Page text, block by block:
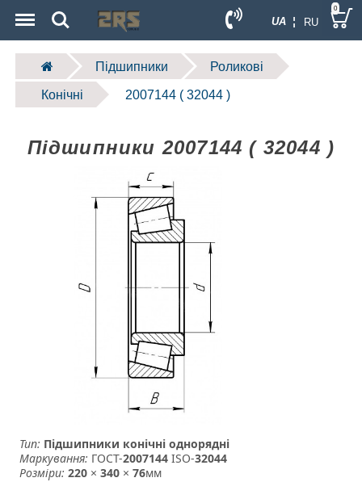
UA ¦ RU
Search 0
Підшипники Роликові
Конічні 2007144 ( 32044 )
Підшипники 2007144 ( 32044 )
Тип: Підшипники конічні однорядні
Маркування: ГОСТ-2007144 ­ ISO-32044
Розміри: 220 ×340 ×76мм